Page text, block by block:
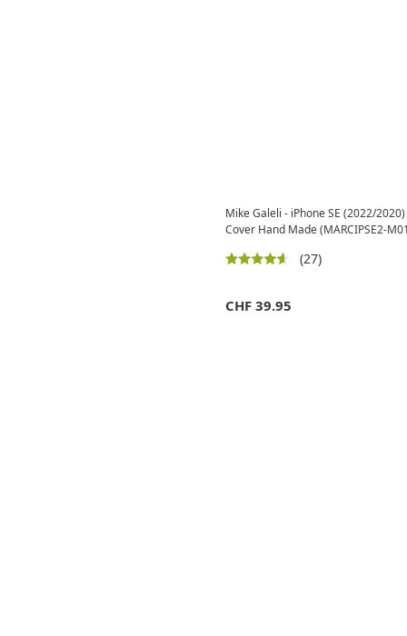
Mike Galeli - iPhone SE (2022/
Cover Hand Made (MARCIPSE2-
(27)
CHF 39.95